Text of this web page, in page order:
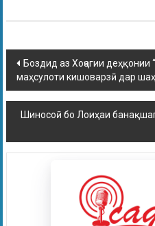
Боздид аз Хоҷагии
маҳсулоти кишоварзӣ дар
Шиносоӣ бо Лоиҳаи